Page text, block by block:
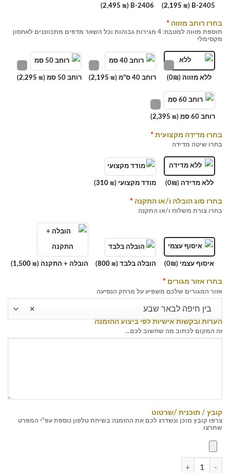
B-2405 (
2,195 ₪
)
B-2406 (
2,495 ₪
)
בחרו רוחב מזווה *
תוספת מזווה למטבח: 4 מגירות גבוהות וכל השאר מדפים מתכווננים לאחסון
מקסימלי
ללא מזווה (0₪) רוחב 40 ס"מ ( 2,195 ₪
) רוחב 50 סמ ( 2,295 ₪
)
רוחב 60 סמ ( 2,395 ₪
)
בחרו מדידה מקצועית *
בחרו שיטה מדידה
ללא מדידה (0₪) מודד מקצועי ( 310 ₪
)
בחרו סוג הובלה ו/או התקנה *
בחרו צורת משלוח ו/או התקנה
איסוף עצמי (0₪) הובלה בלבד ( 800 ₪
) הובלה + התקנה ( 1,500 ₪
)
בחרו אזור מגורים *
אזור המגורים שלכם משפיע על מרחק הנסיעה
× בין חיפה לבאר שבע
הערות ובקשות אישיות לפי ביצוע ההזמנה
זה המקום לכתוב מה שחשוב לכם...
קובץ / תוכנית /שרטוט
צרפו קובץ מוכן ונשדרג לכם את ההזמנה בשיחת טלפון נוספת עפ"י המפרט
שתרצו